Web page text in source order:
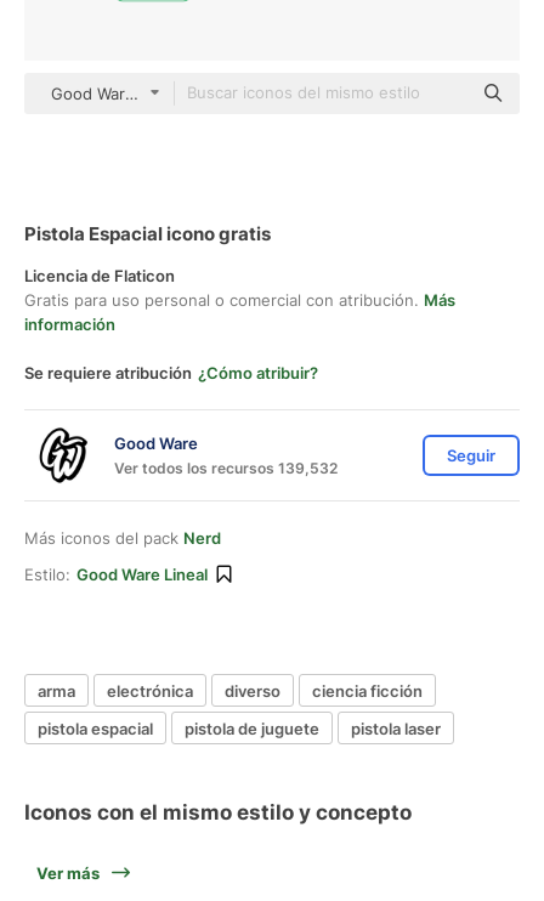
Good Ware Lineal
Pistola Espacial icono gratis
Licencia de Flaticon
Gratis para uso personal o comercial con atribución. Más
información
Se requiere atribución ¿Cómo atribuir?
Good Ware
Ver todos los recursos 139,532
Seguir
Más iconos del pack Nerd
Estilo: Good Ware Lineal
arma electrónica diverso
ciencia ficción
pistola espacial
pistola de juguete pistola laser
Iconos con el mismo estilo y concepto
Ver más